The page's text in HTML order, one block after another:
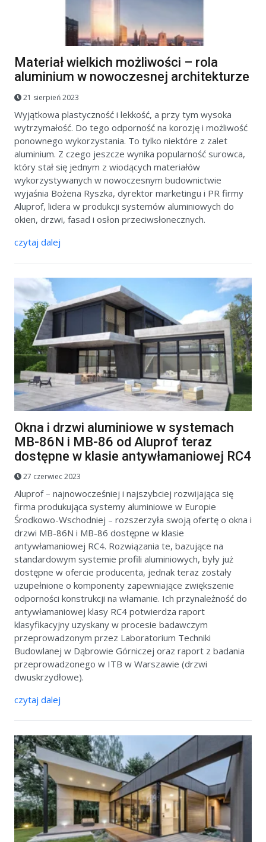
Materiał wielkich możliwości – rola
aluminium w nowoczesnej architekturze
21 sierpień 2023
Wyjątkowa plastyczność i lekkość, a przy tym wysoka
wytrzymałość. Do tego odporność na korozję i możliwość
ponownego wykorzystania. To tylko niektóre z zalet
aluminium. Z czego jeszcze wynika popularność surowca,
który stał się jednym z wiodących materiałów
wykorzystywanych w nowoczesnym budownictwie
wyjaśnia Bożena Ryszka, dyrektor marketingu i PR firmy
Aluprof, lidera w produkcji systemów aluminiowych do
okien, drzwi, fasad i osłon przeciwsłonecznych.
czytaj dalej
Okna i drzwi aluminiowe w systemach
MB-86N i MB-86 od Aluprof teraz
dostępne w klasie antywłamaniowej RC4
27 czerwiec 2023
Aluprof – najnowocześniej i najszybciej rozwijająca się
firma produkująca systemy aluminiowe w Europie
Środkowo-Wschodniej – rozszerzyła swoją ofertę o okna i
drzwi MB-86N i MB-86 dostępne w klasie
antywłamaniowej RC4. Rozwiązania te, bazujące na
standardowym systemie profili aluminiowych, były już
dostępne w ofercie producenta, jednak teraz zostały
uzupełnione o komponenty zapewniające zwiększenie
odporności konstrukcji na włamanie. Ich przynależność do
antywłamaniowej klasy RC4 potwierdza raport
klasyfikacyjny uzyskany w procesie badawczym
przeprowadzonym przez Laboratorium Techniki
Budowlanej w Dąbrowie Górniczej oraz raport z badania
przeprowadzonego w ITB w Warszawie (drzwi
dwuskrzydłowe).
czytaj dalej